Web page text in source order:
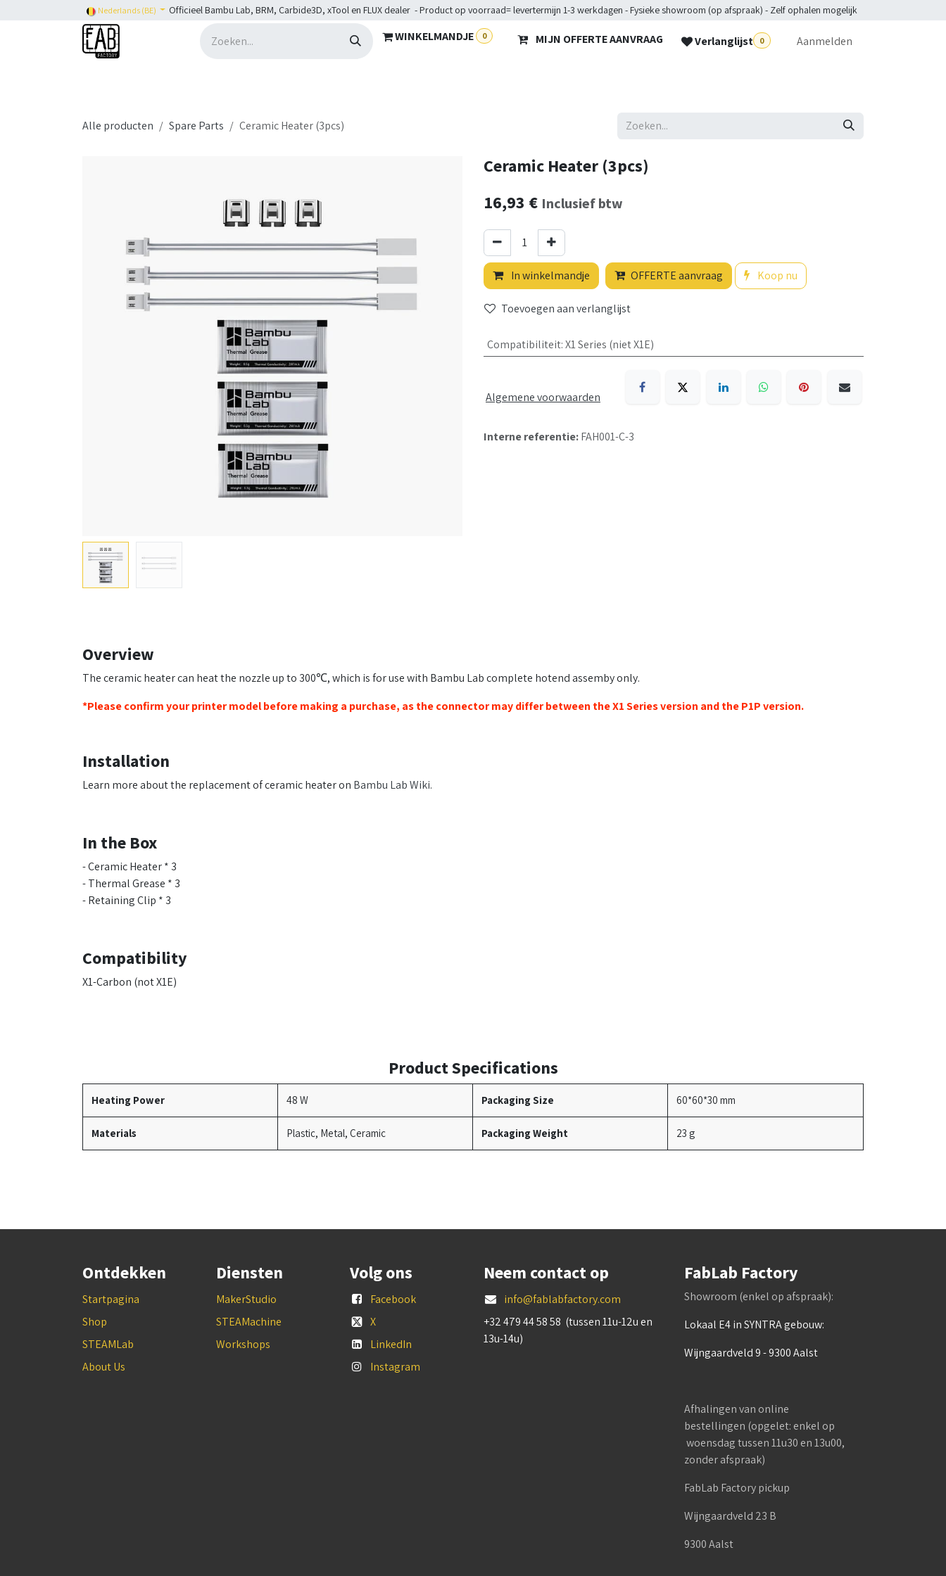
Overslaan naar inhoudNederlands (BE) Officieel Bambu Lab, BRM, Carbide3D, xTool en FLUX dealer - Product op voorraad= levertermijn 1-3 werkdagen - Fysieke showroom (op afspraak) - Zelf ophalen mogelijk
WINKELMANDJE 0 MIJN OFFERTE AANVRAAG Verlanglijst 0 Aanmelden
Alle producten Spare Parts Ceramic Heater (3pcs)
Ceramic Heater (3pcs)
16,93 € Inclusief btw
In winkelmandje OFFERTE aanvraag Koop nu
Toevoegen aan verlanglijst
Compatibiliteit:X1 Series (niet X1E)
Algemene voorwaarden
Interne referentie:FAH001-C-3
Overview
The ceramic heater can heat the nozzle up to 300℃, which is for use with Bambu Lab complete hotend assemby only.
*Please confirm your printer model before making a purchase, as the connector may differ between the X1 Series version and the P1P version.
Installation
Learn more about the replacement of ceramic heater on Bambu Lab Wiki.
In the Box
- Ceramic Heater * 3
- Thermal Grease * 3
- Retaining Clip * 3
Compatibility
X1-Carbon (not X1E)
Product Specifications
Heating Power 48 W Packaging Size 60*60*30 mm
Materials Plastic, Metal, Ceramic Packaging Weight 23 g
Ontdekken
Startpagina
Shop
STEAMLab
About Us
Diensten
MakerStudio
STEAMachine
Workshops
Volg ons
Facebook
X
LinkedIn
Instagram
Neem contact op
info@fablabfactory.com
+32 479 44 58 58 (tussen 11u-12u en
13u-14u)
FabLab Factory
Showroom (enkel op afspraak):
Lokaal E4 in SYNTRA gebouw:
Wijngaardveld 9 - 9300 Aalst
Afhalingen van online
bestellingen (opgelet: enkel op
woensdag tussen 11u30 en 13u00,
zonder afspraak)
FabLab Factory pickup
Wijngaardveld 23 B
9300 Aalst